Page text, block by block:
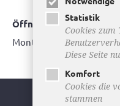
Öffnungszeiten
Montag: 14:00 bis 16:00
Statistik
Cookies zum
Diese Seite
Komfort
Cookies die
stammen